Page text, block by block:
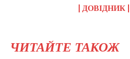
ДОВІДНИК
ЧИТАЙТЕ ТАКОЖ